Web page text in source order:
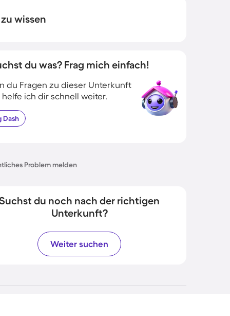
wissen
du was? Frag mich einfach!
du Fragen zu dieser Unterkunft
helfe ich dir schnell weiter.
Dash
Problem melden
du noch nach der richtigen
Unterkunft?
Weiter suchen